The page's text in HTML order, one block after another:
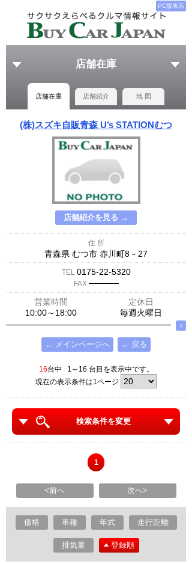
PC版表示
店舗在庫
店舗在庫 店舗紹介 地 図
(株)スズキ自販青森 U’s STATIONむつ
店舗紹介を見る →
住 所
青森県 むつ市 赤川町8－27
TEL 0175-22-5320
FAX ─────
営業時間
定休日
10:00～18:00
毎週火曜日
∧
← メインページへ ← 戻る
16台中 1～16 台目を表示中です。
現在の表示条件は1ページ
検索条件を変更
1
<前へ 次へ>
価格 車種 年式 走行距離
排気量 登録順